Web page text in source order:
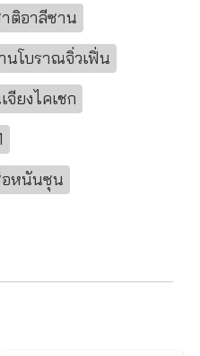
ติอาลีซาน
นโบราณจิ่วเฟิ่น
ยงไคเชก
อหนันซุน